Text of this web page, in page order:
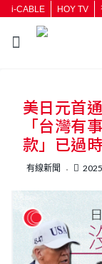
i-CABLE HOY TV
美日元首
「台灣有
款」已過時
有線新聞